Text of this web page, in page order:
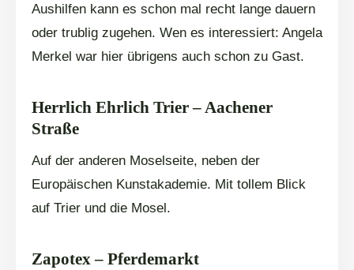
Aushilfen kann es schon mal recht lange dauern
oder trublig zugehen. Wen es interessiert: Angela
Merkel war hier übrigens auch schon zu Gast.
Herrlich Ehrlich Trier – Aachener
Straße
Auf der anderen Moselseite, neben der
Europäischen Kunstakademie. Mit tollem Blick
auf Trier und die Mosel.
Zapotex – Pferdemarkt